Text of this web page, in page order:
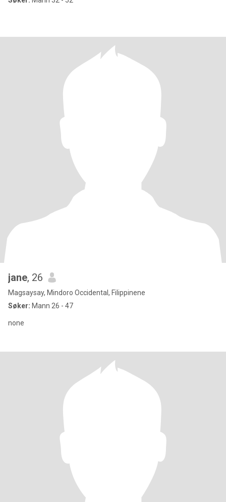
jane, 26
Magsaysay, Mindoro Occidental, Filippinene
Søker: Mann 26 - 47
none